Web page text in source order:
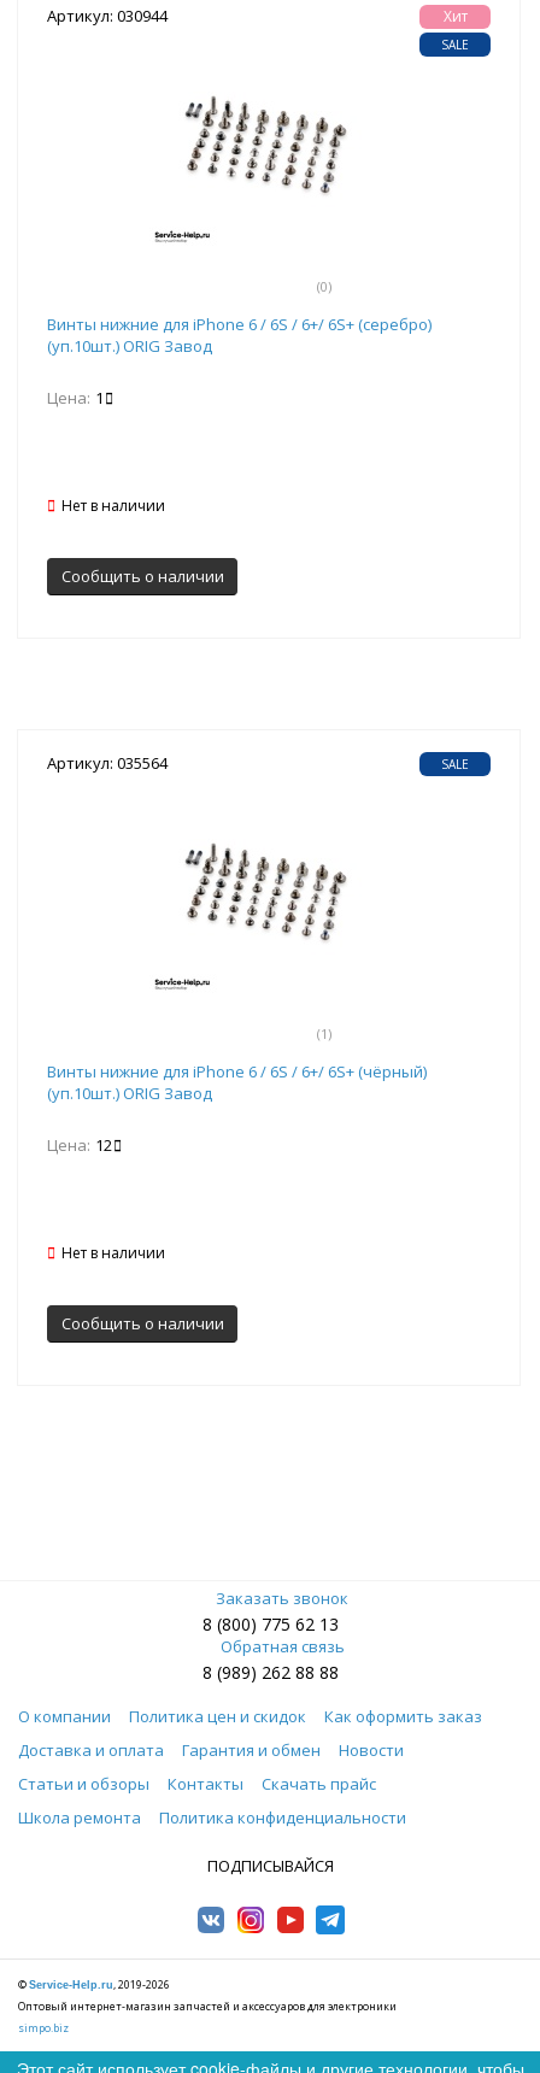
Артикул: 030944
(0)
Хит
SALE
Винты нижние для iPhone 6 / 6S / 6+/ 6S+ (серебро)
(уп.10шт.) ORIG Завод
Цена: 1
Нет в наличии
Сообщить о наличии
Артикул: 035564
(1)
SALE
Винты нижние для iPhone 6 / 6S / 6+/ 6S+ (чёрный)
(уп.10шт.) ORIG Завод
Цена: 12
Нет в наличии
Сообщить о наличии
Заказать звонок
8 (800) 775 62 13
Обратная связь
8 (989) 262 88 88
О компании Политика цен и скидок
Как оформить заказ
Доставка и оплата
Гарантия и обмен
Новости
Статьи и обзоры
Контакты
Скачать прайс
Школа ремонта
Политика конфиденциальности
ПОДПИСЫВАЙСЯ
© Service-Help.ru, 2019-2026
Оптовый интернет-магазин запчастей и аксессуаров для электроники
simpo.biz
Этот сайт использует cookie-файлы и другие технологии, чтобы